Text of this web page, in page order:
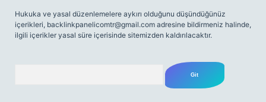
Hukuka ve yasal düzenlemelere aykırı olduğunu düşündüğünüz
içerikleri, backlinkpanelicomtr@gmail.com adresine bildirmeniz halinde,
ilgili içerikler yasal süre içerisinde sitemizden kaldırılacaktır.